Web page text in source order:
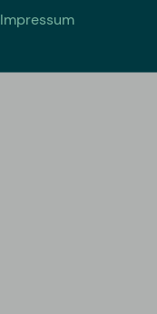
Impressum